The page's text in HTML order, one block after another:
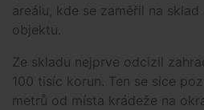
areálu, kde se zaměřil na
objektu.
Ze skladu nejprve odcizil
100 tisíc korun. Ten se sice
metrů od místa krádeže na